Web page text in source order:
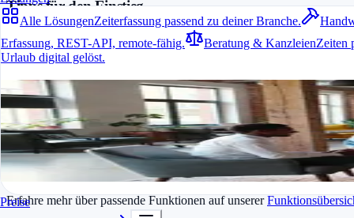
Alle LösungenZeiterfassung passend zu deiner Branche.
Erfassung, REST-API, remote-fähig.
Beratung & KanzleienZeiten
Urlaub digital gelöst.
Alle Lösungen
Zeiterfassung passend zu deiner Branche.
Für jede Branche passend
In Minuten startklar
Preise
Tipps für den Einstieg
Lege Projekte und Kunden direkt beim ersten Login an.
Nutze Timer-Erinnerungen, um nichts zu vergessen.
Überprüfe wöchentlich deine erfassten Stunden.
Ein weiterer hilfreicher Artikel ist5 Tipps für effiziente
Vorteile für Freelancer und Agenturen
Mit einer kostenlosen Zeiterfassungssoftware lassen sich
Stress.
Erfahre mehr über passende Funktionen auf unserer